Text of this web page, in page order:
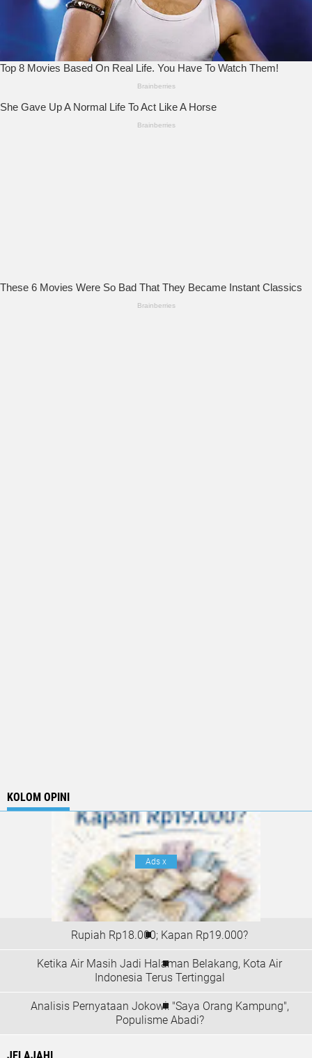
KOLOM OPINI
Rupiah Rp18.000; Kapan Rp19.000?
Ketika Air Masih Jadi Halaman Belakang, Kota Air
Indonesia Terus Tertinggal
Analisis Pernyataan Jokowi: "Saya Orang Kampung",
Populisme Abadi?
Ads x